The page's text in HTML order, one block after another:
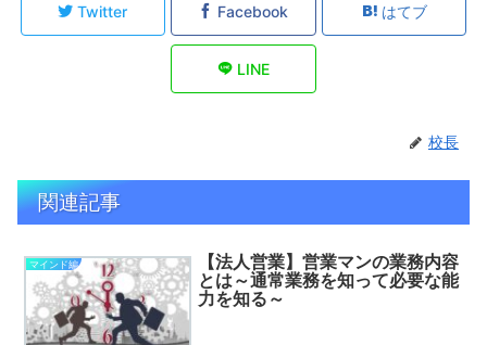
Twitter Facebook はてブ
LINE
校長
関連記事
マインド編
【法人営業】営業マンの業務内容
とは～通常業務を知って必要な能
力を知る～